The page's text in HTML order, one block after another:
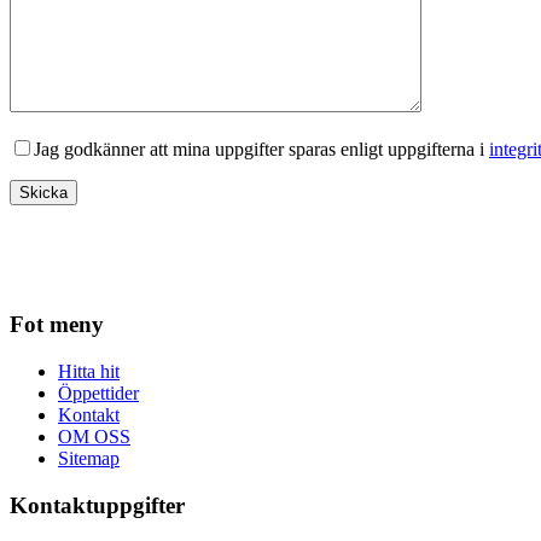
Jag godkänner att mina uppgifter sparas enligt uppgifterna i
Fot meny
Hitta hit
Öppettider
Kontakt
OM OSS
Sitemap
Kontaktuppgifter